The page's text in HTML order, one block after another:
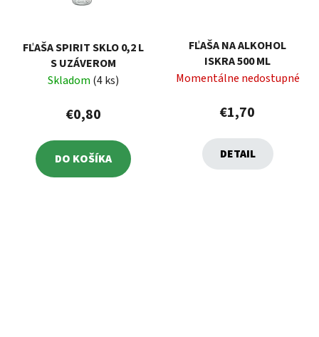
FĽAŠA SPIRIT SKLO 0,2 L
S UZÁVEROM
Skladom (4 ks)
€0,80
DO KOŠÍKA
FĽAŠA NA ALKOHOL
ISKRA 500 ML
Momentálne nedostupné
€1,70
DETAIL